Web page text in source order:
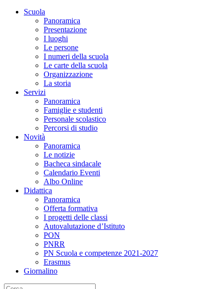
Scuola
Panoramica
Presentazione
I luoghi
Le persone
I numeri della scuola
Le carte della scuola
Organizzazione
La storia
Servizi
Panoramica
Famiglie e studenti
Personale scolastico
Percorsi di studio
Novità
Panoramica
Le notizie
Bacheca sindacale
Calendario Eventi
Albo Online
Didattica
Panoramica
Offerta formativa
I progetti delle classi
Autovalutazione d’Istituto
PON
PNRR
PN Scuola e competenze 2021-2027
Erasmus
Giornalino